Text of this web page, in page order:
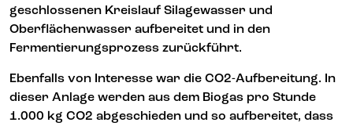
geschlossenen Kreislauf Silagewasser und
Oberflächenwasser aufbereitet und in den
Fermentierungsprozess zurückführt.
Ebenfalls von Interesse war die CO2-Aufbereitung. In
dieser Anlage werden aus dem Biogas pro Stunde
1.000 kg CO2 abgeschieden und so aufbereitet, dass